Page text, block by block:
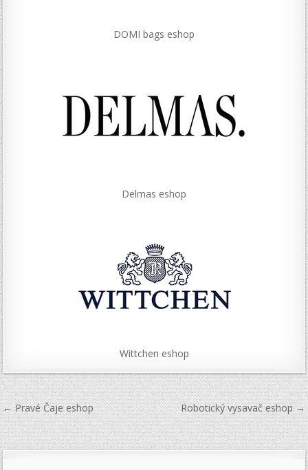
DOMI bags eshop
Delmas eshop
Wittchen eshop
Navigace
pro
příspěvek
← Pravé Čaje eshop Robotický vysavač eshop →